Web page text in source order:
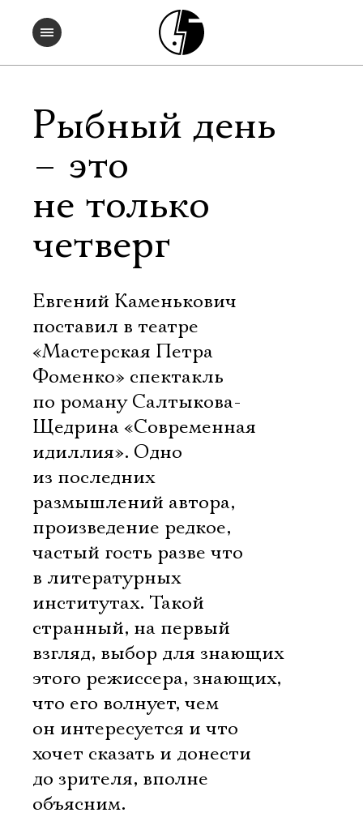
Рыбный день
– это
не только
четверг
Евгений Каменькович
поставил в театре
«Мастерская Петра
Фоменко» спектакль
по роману Салтыкова-
Щедрина «Современная
идиллия». Одно
из последних
размышлений автора,
произведение редкое,
частый гость разве что
в литературных
институтах. Такой
странный, на первый
взгляд, выбор для знающих
этого режиссера, знающих,
что его волнует, чем
он интересуется и что
хочет сказать и донести
до зрителя, вполне
объясним.